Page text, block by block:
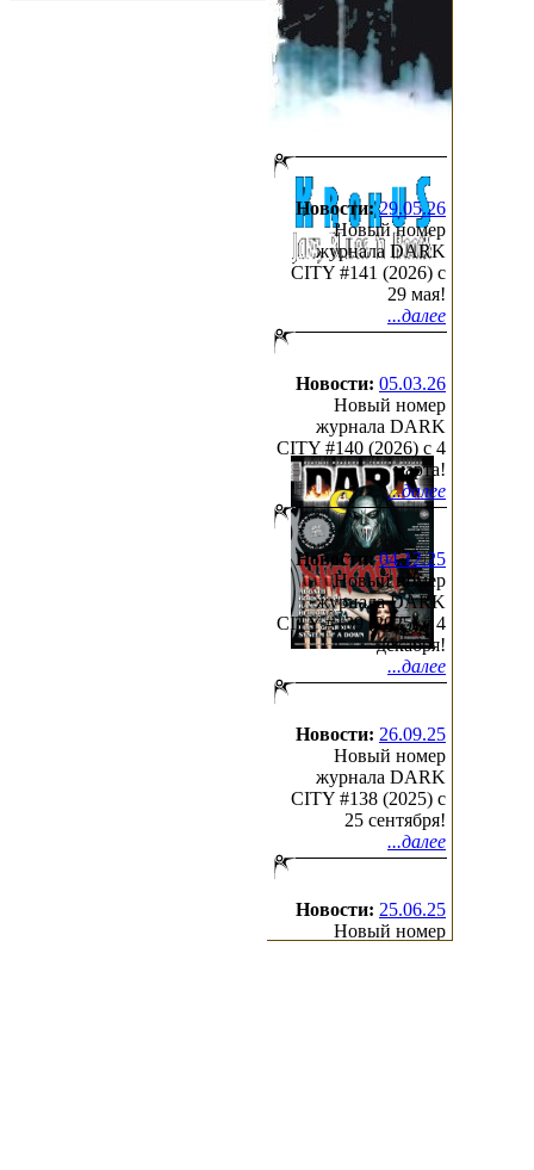
Новости:29.05.26
Новый номер
журнала DARK
CITY #141 (2026) c
29 мая!
...далее
Новости: 05.03.26
Новый номер
журнала DARK
CITY #140 (2026) c 4
марта!
...далее
Новости:04.12.25
Новый номер
журнала DARK
CITY #139 (2025) c 4
декабря!
...далее
Новости: 26.09.25
Новый номер
журнала DARK
CITY #138 (2025) c
25 сентября!
...далее
Новости: 25.06.25
Новый номер